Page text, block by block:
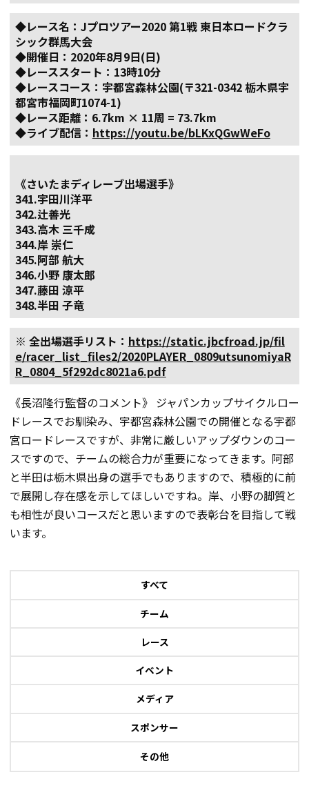
◆レース名：Jプロツアー2020 第1戦 東日本ロードクラ
シック群馬大会
◆開催日：2020年8月9日(日)
◆レーススタート：13時10分
◆レースコース：宇都宮森林公園(〒321-0342 栃木県宇
都宮市福岡町1074-1)
◆レース距離：6.7km × 11周 = 73.7km
◆ライブ配信： https://youtu.be/bLKxQGwWeFo
《さいたまディレーブ出場選手》
341.宇田川洋平
342.辻善光
343.高木 三千成
344.岸 崇仁
345.阿部 航大
346.小野 康太郎
347.藤田 涼平
348.半田 子竜
※ 全出場選手リスト： https://static.jbcfroad.jp/fil
e/racer_list_files2/2020PLAYER_0809utsunomiyaR
R_0804_5f292dc8021a6.pdf
《長沼隆行監督のコメント》 ジャパンカップサイクルロー
ドレースでお馴染み、宇都宮森林公園での開催となる宇都
宮ロードレースですが、非常に厳しいアップダウンのコー
スですので、チームの総合力が重要になってきます。阿部
と半田は栃木県出身の選手でもありますので、積極的に前
で展開し存在感を示してほしいですね。岸、小野の脚質と
も相性が良いコースだと思いますので表彰台を目指して戦
います。
すべて
チーム
レース
イベント
メディア
スポンサー
その他